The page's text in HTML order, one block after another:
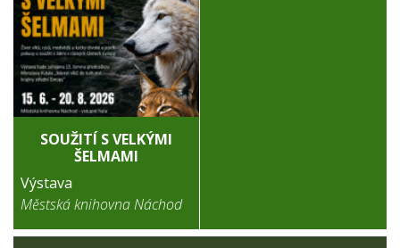
SOUŽITÍ S VELKÝMI
ŠELMAMI
Výstava
Městská knihovna Náchod